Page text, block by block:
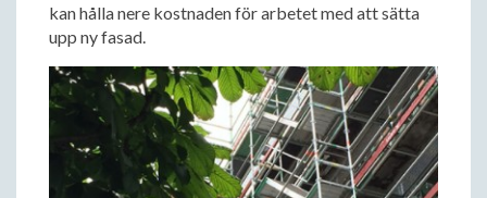
kan hålla nere kostnaden för arbetet med att sätta
upp ny fasad.